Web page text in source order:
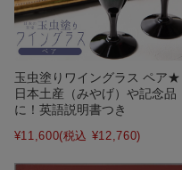
玉虫塗りワイングラス ペア★
日本土産（みやげ）や記念品
に！英語説明書つき
¥11,600(税込 ¥12,760)